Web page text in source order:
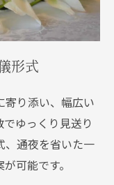
形式
寄り添い、幅広い
ゆっくり見送り
、通夜を省いた一
可能です。